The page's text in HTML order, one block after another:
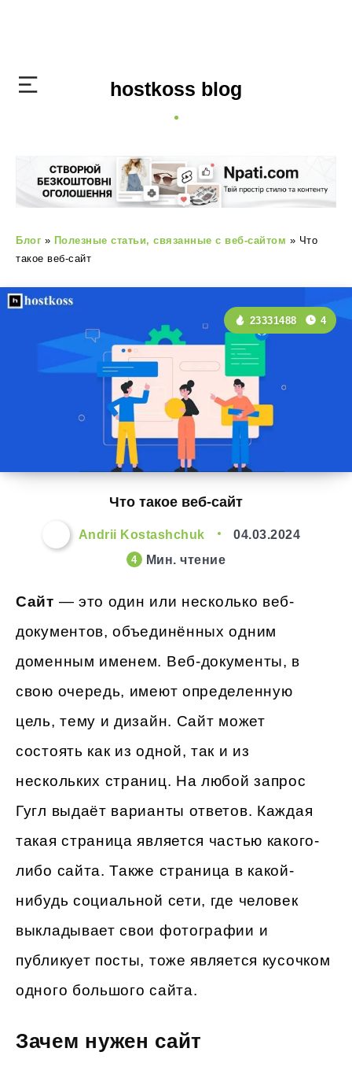
hostkoss blog
Блог » Полезные статьи, связанные с веб-сайтом » Что
такое веб-сайт
Что такое веб-сайт
23331488 4
Andrii Kostashchuk 04.03.2024
4 Мин. чтение
Сайт — это один или несколько веб-
документов, объединённых одним
доменным именем. Веб-документы, в
свою очередь, имеют определенную
цель, тему и дизайн. Сайт может
состоять как из одной, так и из
нескольких страниц. На любой запрос
Гугл выдаёт варианты ответов. Каждая
такая страница является частью какого-
либо сайта. Также страница в какой-
нибудь социальной сети, где человек
выкладывает свои фотографии и
публикует посты, тоже является кусочком
одного большого сайта.
Зачем нужен сайт